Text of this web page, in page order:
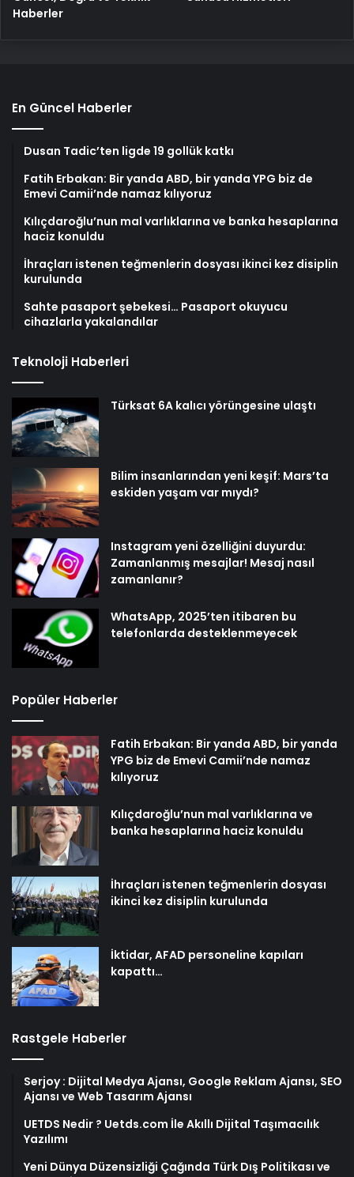
Haberler
En Güncel Haberler
Dusan Tadic’ten ligde 19 gollük katkı
Fatih Erbakan: Bir yanda ABD, bir yanda YPG biz de
Emevi Camii’nde namaz kılıyoruz
Kılıçdaroğlu’nun mal varlıklarına ve banka hesaplarına
haciz konuldu
İhraçları istenen teğmenlerin dosyası ikinci kez disiplin
kurulunda
Sahte pasaport şebekesi… Pasaport okuyucu
cihazlarla yakalandılar
Teknoloji Haberleri
Türksat 6A kalıcı yörüngesine ulaştı
Bilim insanlarından yeni keşif: Mars’ta
eskiden yaşam var mıydı?
Instagram yeni özelliğini duyurdu:
Zamanlanmış mesajlar! Mesaj nasıl
zamanlanır?
WhatsApp, 2025’ten itibaren bu
telefonlarda desteklenmeyecek
Popüler Haberler
Fatih Erbakan: Bir yanda ABD, bir yanda
YPG biz de Emevi Camii’nde namaz
kılıyoruz
Kılıçdaroğlu’nun mal varlıklarına ve
banka hesaplarına haciz konuldu
İhraçları istenen teğmenlerin dosyası
ikinci kez disiplin kurulunda
İktidar, AFAD personeline kapıları
kapattı…
Rastgele Haberler
Serjoy : Dijital Medya Ajansı, Google Reklam Ajansı, SEO
Ajansı ve Web Tasarım Ajansı
UETDS Nedir ? Uetds.com İle Akıllı Dijital Taşımacılık
Yazılımı
Yeni Dünya Düzensizliği Çağında Türk Dış Politikası ve